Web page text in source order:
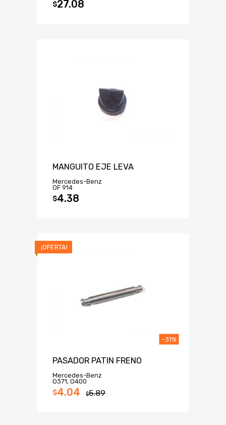
$27.08
MANGUITO EJE LEVA
Mercedes-Benz
OF 914
$4.38
¡OFERTA!
PASADOR PATIN FRENO
Mercedes-Benz
O371, O400
$5.89
$4.04
-31%